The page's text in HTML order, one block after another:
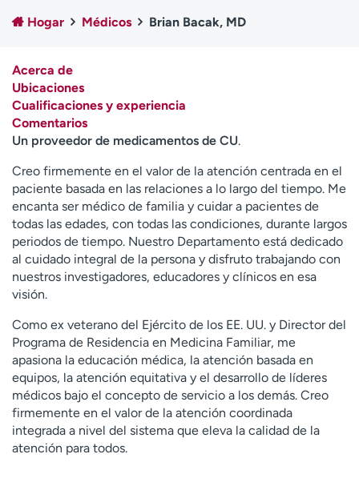
Empleados
Profesionales
comunicación
Contáctenos Noticias e historias
A
ú
d
a
m
e
a
e
n
c
o
n
t
a
r
Hogar Médicos Brian Bacak, MD
Acerca de
Ubicaciones
Cualificaciones y experiencia
Comentarios
Un proveedor de medicamentos de CU.
Creo firmemente en el valor de la atención centrada en el
paciente basada en las relaciones a lo largo del tiempo. Me
encanta ser médico de familia y cuidar a pacientes de
todas las edades, con todas las condiciones, durante largos
periodos de tiempo. Nuestro Departamento está dedicado
al cuidado integral de la persona y disfruto trabajando con
nuestros investigadores, educadores y clínicos en esa
visión.
Como ex veterano del Ejército de los EE. UU. y Director del
Programa de Residencia en Medicina Familiar, me
apasiona la educación médica, la atención basada en
equipos, la atención equitativa y el desarrollo de líderes
médicos bajo el concepto de servicio a los demás. Creo
firmemente en el valor de la atención coordinada
integrada a nivel del sistema que eleva la calidad de la
atención para todos.